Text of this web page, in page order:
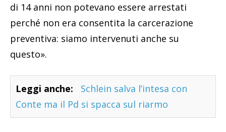
di 14 anni non potevano essere arrestati
perché non era consentita la carcerazione
preventiva: siamo intervenuti anche su
questo».
Leggi anche:
Schlein salva l’intesa con
Conte ma il Pd si spacca sul riarmo